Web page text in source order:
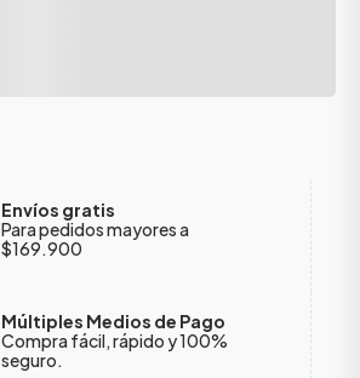
Envíos gratis
Para pedidos mayores a
$169.900
Múltiples Medios de Pago
Compra fácil, rápido y 100%
seguro.